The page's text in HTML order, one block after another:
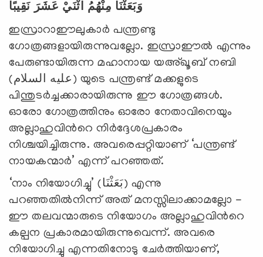
وَبَعَثْنَا مِنْهُمُ اثْنَيْ عَشَرَ نَقِيبًا
ഇസ്രാറാഈലുകാര്‍ പന്ത്രണ്ടു
ഗോത്രങ്ങളായിരുന്നുവല്ലോ. ഇസ്രാഈല്‍ എന്നും
പേരുണ്ടായിരുന്ന മഹാനായ യഅ്ഖൂബ് നബി
(عليه السلام) യുടെ പന്ത്രണ്ട് മക്കളുടെ
പിന്തുടര്‍ച്ചക്കാരായിരുന്നു ഈ ഗോത്രങ്ങള്‍.
ഓരോ ഗോത്രത്തിനും ഓരോ നേതാവിനെയും
അല്ലാഹുവിന്‍റെ നിര്‍ദ്ദേശപ്രകാരം
നിശ്ചയിച്ചിരുന്നു. അവരെപ്പറ്റിയാണ് ‘പന്ത്രണ്ട്
നായകന്മാര്‍’ എന്ന് പറഞ്ഞത്.
‘നാം നിയോഗിച്ചു’ (بَعَثْنَا) എന്നു
പറഞ്ഞതില്‍നിന്ന് അത് മനസ്സിലാക്കാമല്ലോ -
ഈ തലവന്മാരുടെ നിയോഗം അല്ലാഹുവിന്‍റെ
കല്പന പ്രകാരമായിരുന്നുവെന്ന്. അവരെ
നിയോഗിച്ചു എന്നതിനോടു ചേര്‍ത്തിയാണ്,